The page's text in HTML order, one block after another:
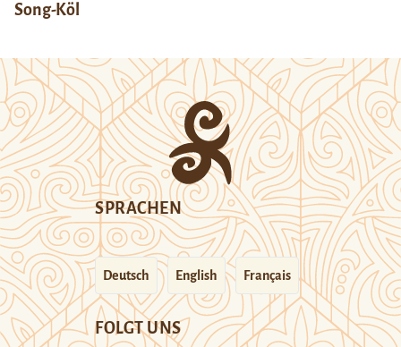
Song-Köl
SPRACHEN
Deutsch English Français
FOLGT UNS